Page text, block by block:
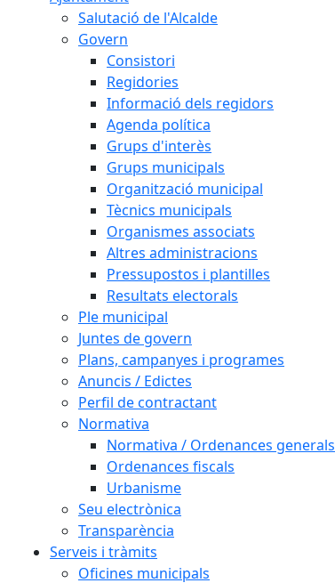
Salutació de l'Alcalde
Govern
Consistori
Regidories
Informació dels regidors
Agenda política
Grups d'interès
Grups municipals
Organització municipal
Tècnics municipals
Organismes associats
Altres administracions
Pressupostos i plantilles
Resultats electorals
Ple municipal
Juntes de govern
Plans, campanyes i programes
Anuncis / Edictes
Perfil de contractant
Normativa
Normativa / Ordenances generals
Ordenances fiscals
Urbanisme
Seu electrònica
Transparència
Serveis i tràmits
Oficines municipals